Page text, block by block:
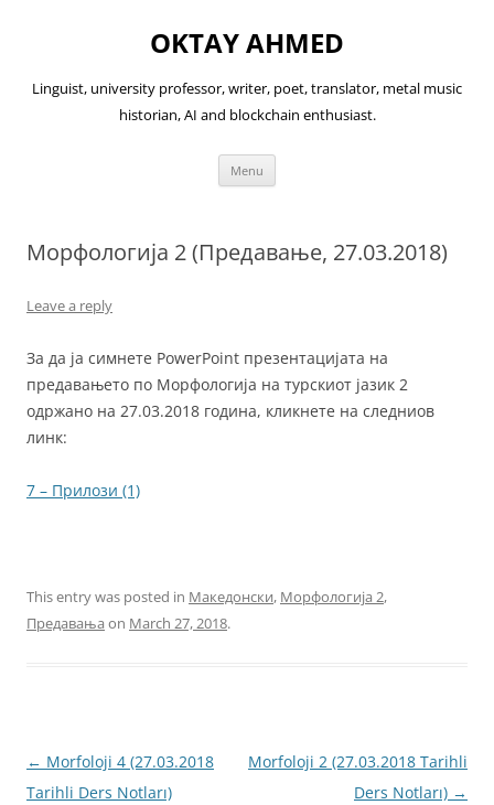
OKTAY AHMED
Linguist, university professor, writer, poet, translator, metal music
historian, AI and blockchain enthusiast.
Menu
Морфологија 2 (Предавање, 27.03.2018)
Leave a reply
За да ја симнете PowerPoint презентацијата на
предавањето по Морфологија на турскиот јазик 2
одржано на 27.03.2018 година, кликнете на следниов
линк:
7 – Прилози (1)
This entry was posted in Македонски, Морфологија 2,
Предавања on March 27, 2018.
Post
navigation
← Morfoloji 4 (27.03.2018
Tarihli Ders Notları)
Morfoloji 2 (27.03.2018 Tarihli
Ders Notları) →